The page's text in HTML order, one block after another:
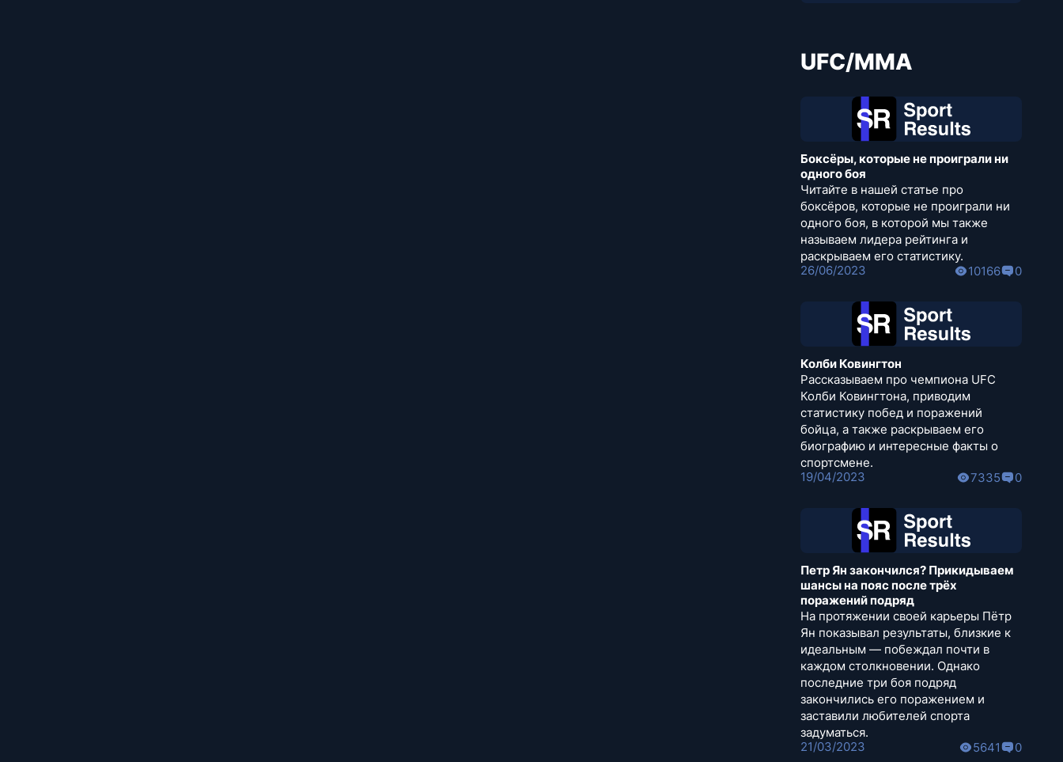
UFC/MMA
Боксёры, которые не проиграли ни
одного боя
Читайте в нашей статье про
боксёров, которые не проиграли ни
одного боя, в которой мы также
называем лидера рейтинга и
раскрываем его статистику.
26/06/2023
10166 0
Колби Ковингтон
Рассказываем про чемпиона UFC
Колби Ковингтона, приводим
статистику побед и поражений
бойца, а также раскрываем его
биографию и интересные факты о
спортсмене.
19/04/2023
7335 0
Петр Ян закончился? Прикидываем
шансы на пояс после трёх
поражений подряд
На протяжении своей карьеры Пётр
Ян показывал результаты, близкие к
идеальным — побеждал почти в
каждом столкновении. Однако
последние три боя подряд
закончились его поражением и
заставили любителей спорта
задуматься.
21/03/2023
5641 0